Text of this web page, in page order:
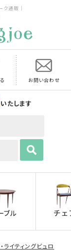
ク通販｜
お問い合わせ
いたします
イティングビュロ